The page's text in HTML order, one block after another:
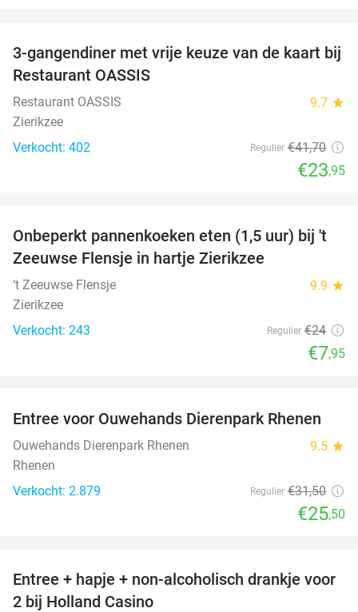
43%
3-gangendiner met vrije keuze van de kaart bij
Restaurant OASSIS
Restaurant OASSIS 9.7 star
Zierikzee
Verkocht: 402
Regulier €41,70
€23,95
67%
Onbeperkt pannenkoeken eten (1,5 uur) bij 't
Zeeuwse Flensje in hartje Zierikzee
‘t Zeeuwse Flensje 9.9 star
Zierikzee
Verkocht: 243
Regulier €24
€7,95
19%
Entree voor Ouwehands Dierenpark Rhenen
Ouwehands Dierenpark Rhenen 9.5 star
Rhenen
Verkocht: 2.879
Regulier €31,50
€25,50
52%
Entree + hapje + non-alcoholisch drankje voor
2 bij Holland Casino